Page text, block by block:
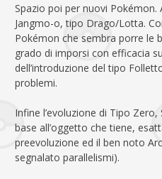
Spazio poi per nuovi Pokémon.
Jangmo-o, tipo Drago/Lotta.
Pokémon che sembra porre le
grado di imporsi con efficacia
dell’introduzione del tipo
problemi.
Infine l’evoluzione di Tipo
base all’oggetto che tiene,
preevoluzione ed il ben noto
segnalato parallelismi).